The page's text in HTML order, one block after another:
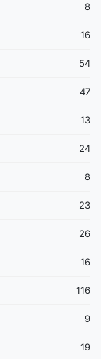
8
16
54
47
13
24
8
23
26
16
116
9
19